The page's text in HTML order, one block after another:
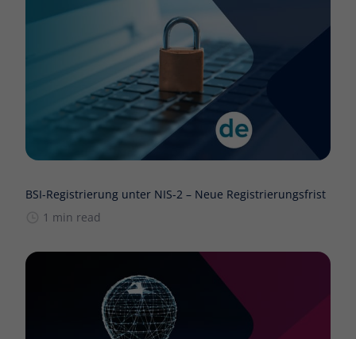
BSI-Registrierung unter NIS-2 – Neue Registrierungsfrist
1 min read